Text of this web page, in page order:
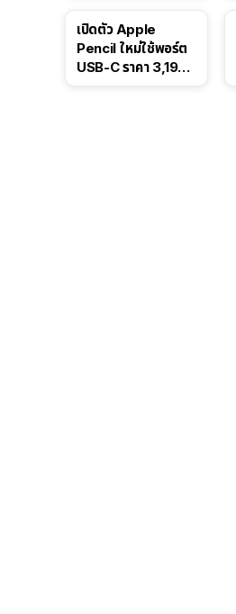
เปิดตัว Apple
Pencil ใหม่ใช้พอร์ต
USB-C ราคา 3,190